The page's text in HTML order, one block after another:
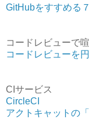
GitHubをすすめる
コードレビューで
コードレビューを
CIサービス
CircleCI
アクトキャットの